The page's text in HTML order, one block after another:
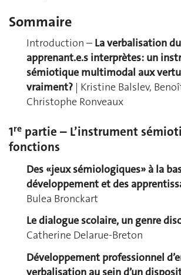
Sommaire
Introduction – La verbalisation
apprenant.e.s interprètes: un
sémiotique multimodal aux
vraiment? | Kristine Balslev,
Christophe Ronveaux
1re partie – L’instrument
fonctions
Des «jeux sémiologiques» à la
développement et des
Bulea Bronckart
Le dialogue scolaire, un genre
Catherine Delarue-Breton
Développement professionnel
verbalisation au sein d’un